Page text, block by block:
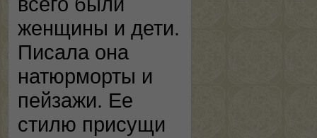
женщины и дети.
Писала она
натюрморты и
пейзажи. Ее
стилю присущи